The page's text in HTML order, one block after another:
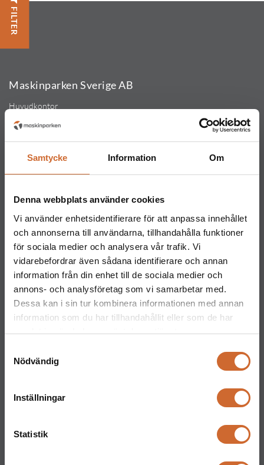
Samtycke Information Om
Denna webbplats använder cookies
Vi använder enhetsidentifierare för att anpassa innehållet
och annonserna till användarna, tillhandahålla funktioner
för sociala medier och analysera vår trafik. Vi
vidarebefordrar även sådana identifierare och annan
information från din enhet till de sociala medier och
annons- och analysföretag som vi samarbetar med.
Dessa kan i sin tur kombinera informationen med annan
information som du har tillhandahållit eller som de har
samlat in när du har använt deras tjänster.
Nödvändig
Inställningar
Statistik
Maskinparken Sverige AB
Huvudkontor
Ritarslingan 4, Arninge Industriområde
Orgnr: 559217-5763
08-544 433 80
stockholm@maskinparken.se
Maskinparken Göteborg
031-711 30 10
goteborg@maskinparken.se
Maskinparken Malmö
vasteras@maskinparken.se
FILTER